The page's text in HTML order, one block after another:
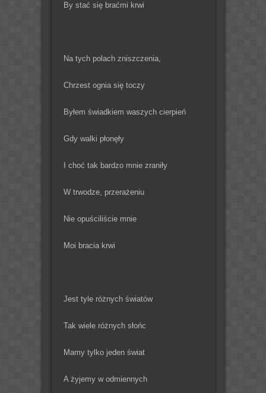
By stać się braćmi krwi
Na tych polach zniszczenia,
Chrzest ognia się toczy
Byłem świadkiem waszych cierpień
Gdy walki płonęły
I choć tak bardzo mnie zraniły
W trwodze, przerażeniu
Nie opuściliście mnie
Moi bracia krwi
Jest tyle różnych światów
Tak wiele różnych słońc
Mamy tylko jeden świat
A żyjemy w odmiennych